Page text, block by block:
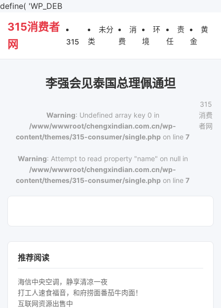
define( 'WP_DEB
315消费者
网
315
未分
类
消
费
环
境
责
任
黄
金
李强会见泰国总理佩通坦
Warning: Undefined array key 0 in
/www/wwwroot/chengxindian.com.cn/wp-
content/themes/315-consumer/single.php on line7
Warning: Attempt to read property "name" on null in
/www/wwwroot/chengxindian.com.cn/wp-
content/themes/315-consumer/single.php on line7
315
消费
者网
推荐阅读
海信中央空调，静享清凉一夜
打工人速食福音，和府捞面番茄牛肉面！
互联网资源出售中